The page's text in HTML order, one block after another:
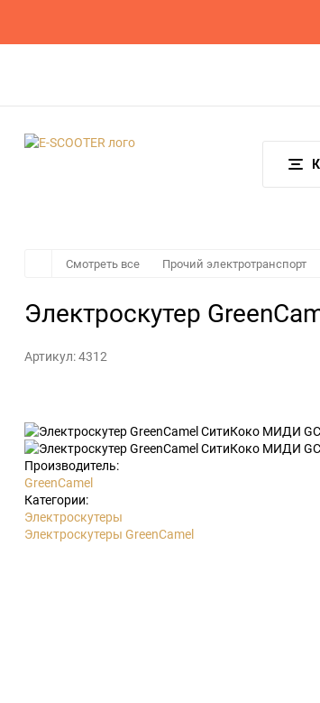
О магазине Гарантия и
Смотреть все Прочий электротранспорт
Электроскутер
Артикул:4312
Производитель:
GreenCamel
Категории:
Электроскутеры
Электроскутеры GreenCamel